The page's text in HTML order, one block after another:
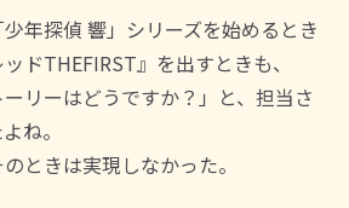
年探偵 響」シリーズを始めるとき
ドTHEFIRST』を出すときも、
ーリーはどうですか？」と、担当さ
ね。
ときは実現しなかった。